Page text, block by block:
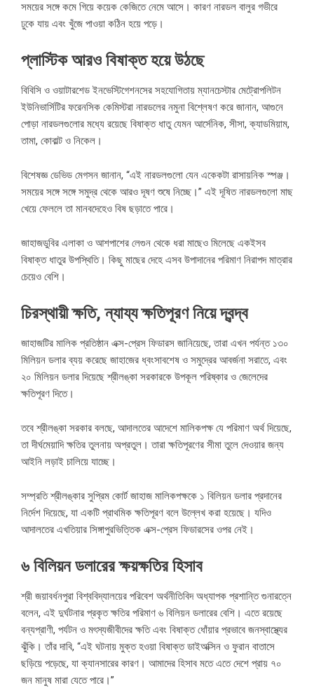
সময়ের সঙ্গে কমে গিয়ে কয়েক কেজিতে নেমে আসে। কারণ নারডল বালুর গভীরে
ঢুকে যায় এবং খুঁজে পাওয়া কঠিন হয়ে পড়ে।
প্লাস্টিক আরও বিষাক্ত হয়ে উঠছে
বিবিসি ও ওয়াটারশেড ইনভেস্টিগেশনসের সহযোগিতায় ম্যানচেস্টার মেট্রোপলিটন
ইউনিভার্সিটির ফরেনসিক কেমিস্টরা নারডলের নমুনা বিশ্লেষণ করে জানান, আগুনে
পোড়া নারডলগুলোর মধ্যে রয়েছে বিষাক্ত ধাতু যেমন আর্সেনিক, সীসা, ক্যাডমিয়াম,
তামা, কোবাল্ট ও নিকেল।
বিশেষজ্ঞ ডেভিড মেগসন জানান, “এই নারডলগুলো যেন একেকটা রাসায়নিক স্পঞ্জ।
সময়ের সঙ্গে সঙ্গে সমুদ্র থেকে আরও দূষণ শুষে নিচ্ছে।” এই দূষিত নারডলগুলো মাছ
খেয়ে ফেললে তা মানবদেহেও বিষ ছড়াতে পারে।
জাহাজডুবির এলাকা ও আশপাশের লেগুন থেকে ধরা মাছেও মিলেছে একইসব
বিষাক্ত ধাতুর উপস্থিতি। কিছু মাছের দেহে এসব উপাদানের পরিমাণ নিরাপদ মাত্রার
চেয়েও বেশি।
চিরস্থায়ী ক্ষতি,ন্যায্য ক্ষতিপূরণ নিয়ে দ্বন্দ্ব
জাহাজটির মালিক প্রতিষ্ঠান এক্স-প্রেস ফিডারস জানিয়েছে, তারা এখন পর্যন্ত ১৩০
মিলিয়ন ডলার ব্যয় করেছে জাহাজের ধ্বংসাবশেষ ও সমুদ্রের আবর্জনা সরাতে, এবং
২০ মিলিয়ন ডলার দিয়েছে শ্রীলঙ্কা সরকারকে উপকূল পরিষ্কার ও জেলেদের
ক্ষতিপূরণ দিতে।
তবে শ্রীলঙ্কা সরকার বলছে, আদালতের আদেশে মালিকপক্ষ যে পরিমাণ অর্থ দিয়েছে,
তা দীর্ঘমেয়াদি ক্ষতির তুলনায় অপ্রতুল। তারা ক্ষতিপূরণের সীমা তুলে দেওয়ার জন্য
আইনি লড়াই চালিয়ে যাচ্ছে।
সম্প্রতি শ্রীলঙ্কার সুপ্রিম কোর্ট জাহাজ মালিকপক্ষকে ১ বিলিয়ন ডলার প্রদানের
নির্দেশ দিয়েছে, যা একটি প্রাথমিক ক্ষতিপূরণ বলে উল্লেখ করা হয়েছে। যদিও
আদালতের এখতিয়ার সিঙ্গাপুরভিত্তিক এক্স-প্রেস ফিডারসের ওপর নেই।
৬ বিলিয়ন ডলারের ক্ষয়ক্ষতির হিসাব
শ্রী জয়াবর্ধনপুরা বিশ্ববিদ্যালয়ের পরিবেশ অর্থনীতিবিদ অধ্যাপক প্রশান্তি গুনারত্নে
বলেন, এই দুর্ঘটনার প্রকৃত ক্ষতির পরিমাণ ৬ বিলিয়ন ডলারের বেশি। এতে রয়েছে
বন্যপ্রাণী, পর্যটন ও মৎস্যজীবীদের ক্ষতি এবং বিষাক্ত ধোঁয়ার প্রভাবে জনস্বাস্থ্যের
ঝুঁকি। তাঁর দাবি, “এই ঘটনায় মুক্ত হওয়া বিষাক্ত ডাইঅক্সিন ও ফুরান বাতাসে
ছড়িয়ে পড়েছে, যা ক্যানসারের কারণ। আমাদের হিসাব মতে এতে দেশে প্রায় ৭০
জন মানুষ মারা যেতে পারে।”